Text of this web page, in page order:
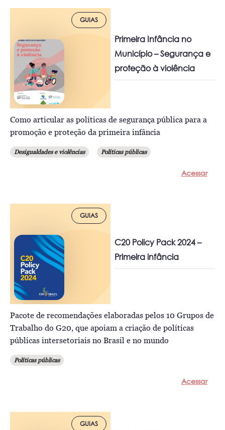
GUIAS
Primeira Infância no
Município – Segurança e
proteção à violência
Como articular as políticas de segurança pública para a
promoção e proteção da primeira infância
Desigualdades e violências Políticas públicas
Acessar
GUIAS
C20 Policy Pack 2024 –
Primeira infância
Pacote de recomendações elaboradas pelos 10 Grupos de
Trabalho do G20, que apoiam a criação de políticas
públicas intersetoriais no Brasil e no mundo
Políticas públicas
Acessar
GUIAS